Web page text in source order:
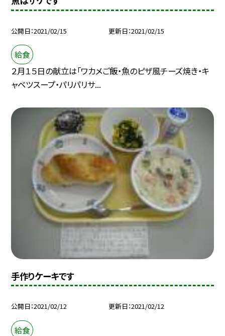
公開日 2021/02/15 更新日 2021/02/15
給食
２月１５日の献立は「ワカメご飯・魚のピザ風チーズ焼き・キ
ャベツスープ・パリパリサ...
手作りケーキです
公開日 2021/02/12 更新日 2021/02/12
給食